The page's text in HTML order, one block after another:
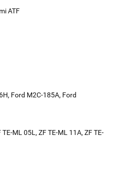
ATF
Ford M2C-185A, Ford
ML 05L, ZF TE-ML 11A, ZF TE-